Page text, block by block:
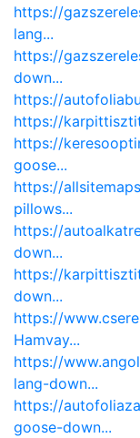
https://
lang...
https://
down...
https://
https://
https://
goose...
https://
pillows...
https://
down...
https://
down...
https://
Hamvay...
https://
lang-down...
https://
goose-down...